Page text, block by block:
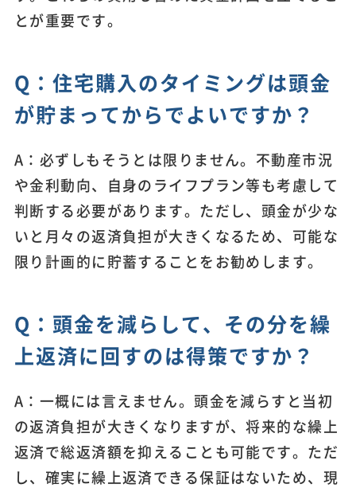
とが重要です。
Q：住宅購入のタイミングは頭金
が貯まってからでよいですか？
A：必ずしもそうとは限りません。不動産市況
や金利動向、自身のライフプラン等も考慮して
判断する必要があります。ただし、頭金が少な
いと月々の返済負担が大きくなるため、可能な
限り計画的に貯蓄することをお勧めします。
Q：頭金を減らして、その分を繰
上返済に回すのは得策ですか？
A：一概には言えません。頭金を減らすと当初
の返済負担が大きくなりますが、将来的な繰上
返済で総返済額を抑えることも可能です。ただ
し、確実に繰上返済できる保証はないため、現